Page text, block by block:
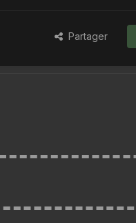
Partager